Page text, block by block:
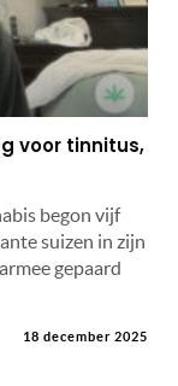
voor tinnitus,
begon vijf
suizen in zijn
gepaard
18 december 2025